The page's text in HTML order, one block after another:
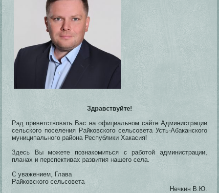
Здравствуйте!
Рад приветствовать Вас на официальном сайте Администрации
сельского поселения Райковского сельсовета Усть-Абаканского
муниципального района Республики Хакасия!
Здесь Вы можете познакомиться с работой администрации,
планах и перспективах развития нашего села.
С уважением, Глава
Райковского сельсовета
Нечкин В.Ю.